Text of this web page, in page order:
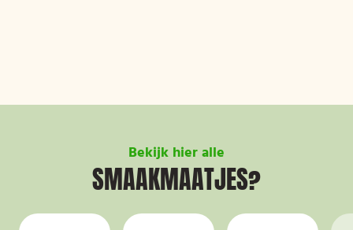
Bekijk hier alle
SMAAKMAATJES?